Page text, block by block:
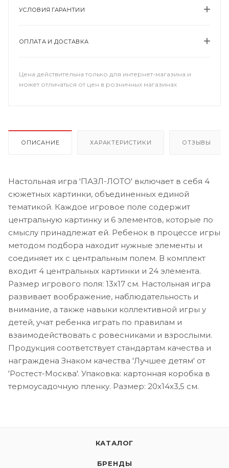
УСЛОВИЯ ГАРАНТИИ
ОПЛАТА И ДОСТАВКА
Цена действительна только для интернет-магазина и
может отличаться от цен в розничных магазинах
ОПИСАНИЕ ХАРАКТЕРИСТИКИ ОТЗЫВЫ
Настольная игра 'ПАЗЛ-ЛОТО' включает в себя 4
сюжетных картинки, объединенных единой
тематикой. Каждое игровое поле содержит
центральную картинку и 6 элементов, которые по
смыслу принадлежат ей. Ребенок в процессе игры
методом подбора находит нужные элементы и
соединяет их с центральным полем. В комплект
входит 4 центральных картинки и 24 элемента.
Размер игрового поля: 13х17 см. Настольная игра
развивает воображение, наблюдательность и
внимание, а также навыки коллективной игры у
детей, учат ребенка играть по правилам и
взаимодействовать с ровесниками и взрослыми.
Продукция соответствует стандартам качества и
награждена Знаком качества 'Лучшее детям' от
'Ростест-Москва'. Упаковка: картонная коробка в
термоусадочную пленку. Размер: 20х14х3,5 см.
КАТАЛОГ
БРЕНДЫ